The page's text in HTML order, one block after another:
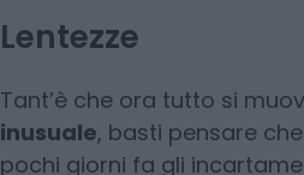
Lentezze
Tant’è che ora tutto si
inusuale, basti pensare
pochi giorni fa gli